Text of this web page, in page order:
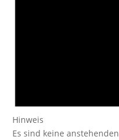
Hinweis
Es sind keine anstehenden